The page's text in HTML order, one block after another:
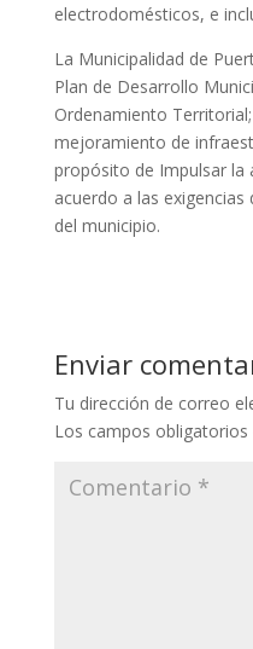
electrodomésticos, e
La Municipalidad de
Plan de Desarrollo
Ordenamiento
mejoramiento de
propósito de Impulsar la
acuerdo a las
del municipio.
Enviar
Tu dirección de correo
Los campos